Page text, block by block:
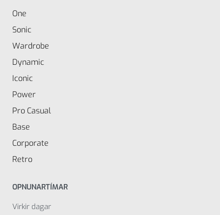
One
Sonic
Wardrobe
Dynamic
Iconic
Power
Pro Casual
Base
Corporate
Retro
OPNUNARTÍMAR
Virkir dagar